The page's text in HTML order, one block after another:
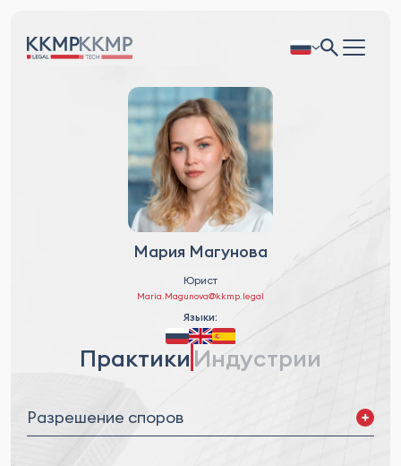
Мария Магунова
Юрист
Maria.Magunova@kkmp.legal
Языки:
Практики Индустрии
Разрешение споров